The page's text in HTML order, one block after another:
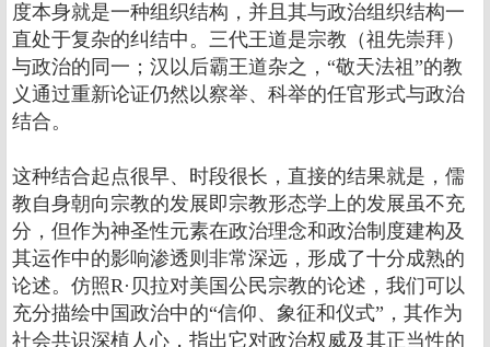
度本身就是一种组织结构，并且其与政治组织结构一
直处于复杂的纠结中。三代王道是宗教（祖先崇拜）
与政治的同一；汉以后霸王道杂之，“敬天法祖”的教
义通过重新论证仍然以察举、科举的任官形式与政治
结合。
这种结合起点很早、时段很长，直接的结果就是，儒
教自身朝向宗教的发展即宗教形态学上的发展虽不充
分，但作为神圣性元素在政治理念和政治制度建构及
其运作中的影响渗透则非常深远，形成了十分成熟的
论述。仿照R·贝拉对美国公民宗教的论述，我们可以
充分描绘中国政治中的“信仰、象征和仪式”，其作为
社会共识深植人心，指出它对政治权威及其正当性的